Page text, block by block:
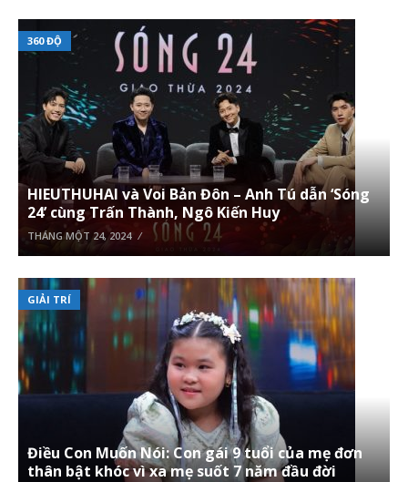
360 ĐỘ
HIEUTHUHAI và Voi Bản Đôn – Anh Tú dẫn ‘Sóng
24’ cùng Trấn Thành, Ngô Kiến Huy
THÁNG MỘT 24, 2024
GIẢI TRÍ
Điều Con Muốn Nói: Con gái 9 tuổi của mẹ đơn
thân bật khóc vì xa mẹ suốt 7 năm đầu đời